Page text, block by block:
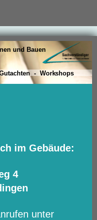
und Bauen
- Workshops
im Gebäude:
4
unter